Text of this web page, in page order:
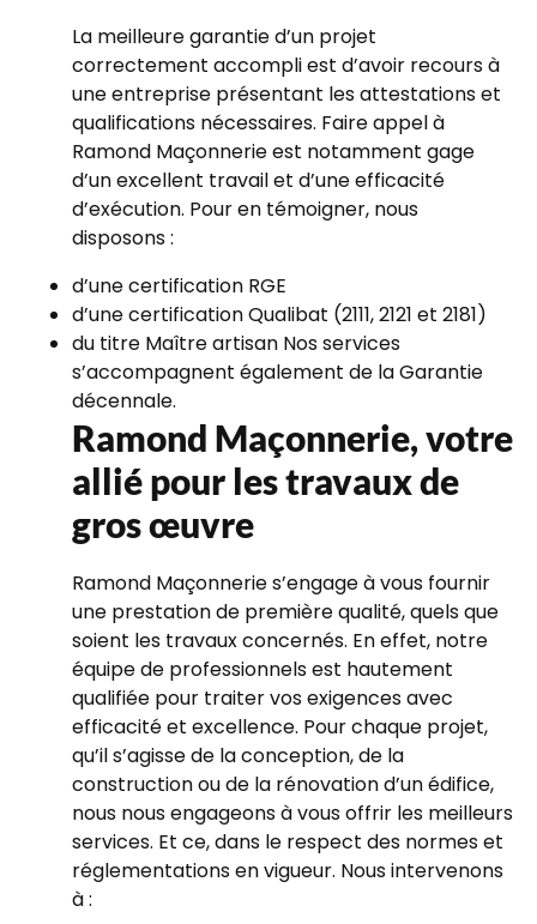
La meilleure garantie d’un projet
correctement accompli est d’avoir recours à
une entreprise présentant les attestations et
qualifications nécessaires. Faire appel à
Ramond Maçonnerie est notamment gage
d’un excellent travail et d’une efficacité
d’exécution. Pour en témoigner, nous
disposons :
d’une certification RGE
d’une certification Qualibat (2111, 2121 et 2181)
du titre Maître artisan Nos services
s’accompagnent également de la Garantie
décennale.
Ramond Maçonnerie, votre
allié pour les travaux de
gros œuvre
Ramond Maçonnerie s’engage à vous fournir
une prestation de première qualité, quels que
soient les travaux concernés. En effet, notre
équipe de professionnels est hautement
qualifiée pour traiter vos exigences avec
efficacité et excellence. Pour chaque projet,
qu’il s’agisse de la conception, de la
construction ou de la rénovation d’un édifice,
nous nous engageons à vous offrir les meilleurs
services. Et ce, dans le respect des normes et
réglementations en vigueur. Nous intervenons
à :